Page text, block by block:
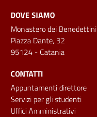
DOVE SIAMO
Monastero dei Benedettini
Piazza Dante, 32
95124 - Catania
CONTATTI
Appuntamenti direttore
Servizi per gli studenti
Uffici Amministrativi